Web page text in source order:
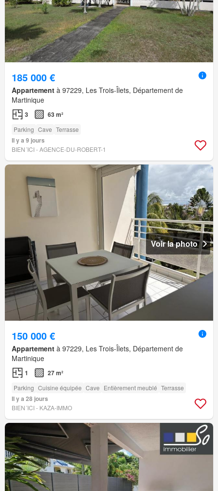
185 000 €
Appartement à 97229, Les Trois-Îlets, Département de
Martinique
3 63 m²
Parking Cave Terrasse
Il y a 9 jours
BIEN´ICI - AGENCE-DU-ROBERT-1
Voir la photo
150 000 €
Appartement à 97229, Les Trois-Îlets, Département de
Martinique
1 27 m²
Parking Cuisine équipée Cave Entièrement meublé Terrasse
Il y a 28 jours
BIEN´ICI - KAZA-IMMO